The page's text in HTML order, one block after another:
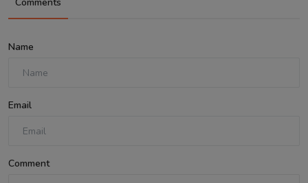
Comments
Name
Email
Comment